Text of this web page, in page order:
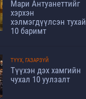
Мари Антуанеттийг
хэрхэн
хэлмэгдүүлсэн тухай
10 баримт
ТҮҮХ, ГАЗАРЗҮЙ
Түүхэн дэх хамгийн
чухал 10 уулзалт